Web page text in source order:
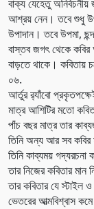
বাক্য যেহেতু
আশ্রয় নেন। তবে শুধু
উপাদান। তবে উপমা,
বাস্তব জগৎ থেকে
বাড়তে থাকে। কবিতায়
০৬.
আর্তুর র‌্যাঁবো
মাত্র আশিটির মতো
পাঁচ বছর মাত্র তার
তিনি অন্য আর সব
তিনি কাব্যময় গদ্যরচনা
তার নিজের কবিতার
তার কবিতার যে স্টাইল
ভেতরের আত্মবিশ্বাস